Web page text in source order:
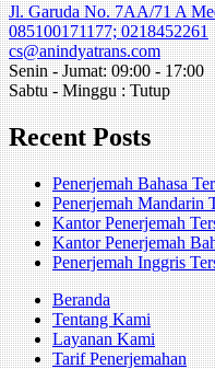
Jl. Garuda No. 7AA/71 A
085100171177; 0218452261
cs@anindyatrans.com
Senin - Jumat: 09:00 - 17:00
Sabtu - Minggu : Tutup
Recent Posts
Penerjemah Bahasa
Penerjemah Mandarin
Kantor Penerjemah
Kantor Penerjemah
Penerjemah Inggris
Beranda
Tentang Kami
Layanan Kami
Tarif Penerjemahan